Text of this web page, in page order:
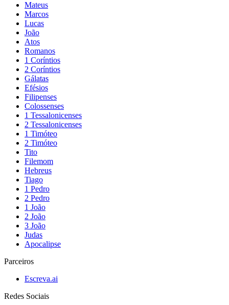
Mateus
Marcos
Lucas
João
Atos
Romanos
1 Coríntios
2 Coríntios
Gálatas
Efésios
Filipenses
Colossenses
1 Tessalonicenses
2 Tessalonicenses
1 Timóteo
2 Timóteo
Tito
Filemom
Hebreus
Tiago
1 Pedro
2 Pedro
1 João
2 João
3 João
Judas
Apocalipse
Parceiros
Escreva.ai
Redes Sociais